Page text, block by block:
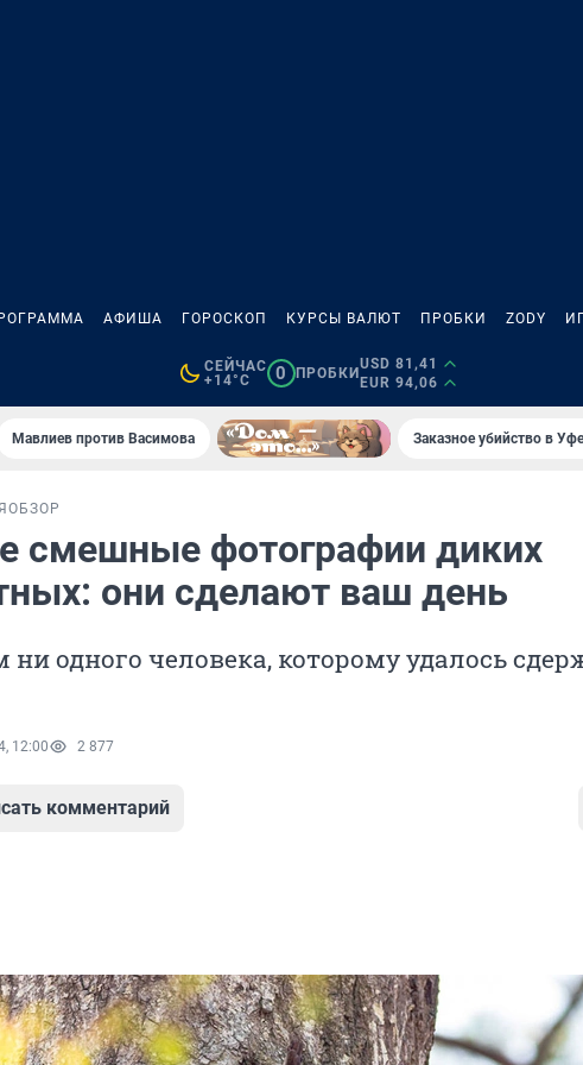
АФИША ГОРОСКОП КУРСЫ ВАЛЮТ ПРОБКИ ZODY
СЕЙЧАС
+14°C
0 ПРОБКИ
USD 81,41
EUR 94,06
Мавлиев против Васимова Заказное убийство в
ОБЗОР
смешные фотографии диких
они сделают ваш день
ни одного человека, которому удалось
12:00 2 877
комментарий